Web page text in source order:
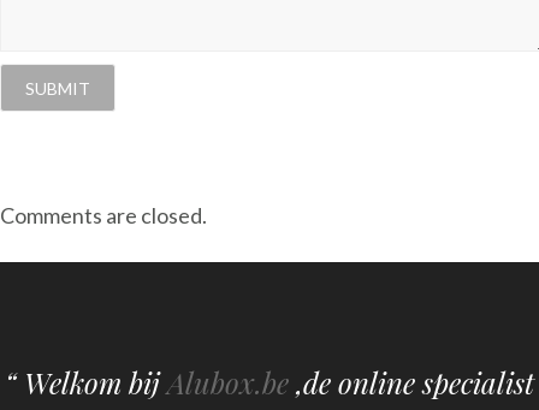
Comments are closed.
“ Welkom bijAlubox.be,de online specialist